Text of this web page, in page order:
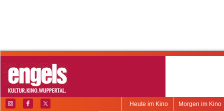
Morgen im Kino
Heute im Kino